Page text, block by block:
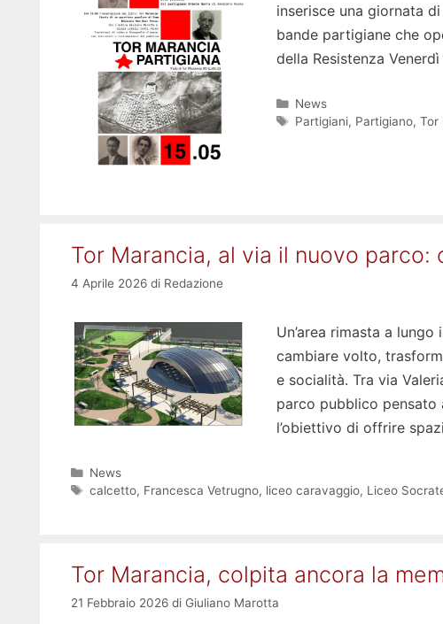
inserisce una giornata
bande partigiane che
della Resistenza
Categorie
News
Tag
Partigiani, Partigiano, Tor
Tor Marancia, al via il nuovo
4 Aprile 2026 di Redazione
Un’area rimasta a
cambiare volto,
e socialità. Tra via
parco pubblico pensato
l’obiettivo di offrire
Categorie
News
Tag
calcetto, Francesca Vetrugno, liceo caravaggio, Liceo
Tor Marancia, colpita ancora la
21 Febbraio 2026 di Giuliano Marotta